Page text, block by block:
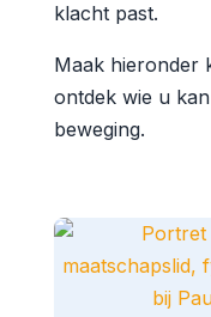
klacht past.
Maak hieronder
ontdek wie u
beweging.